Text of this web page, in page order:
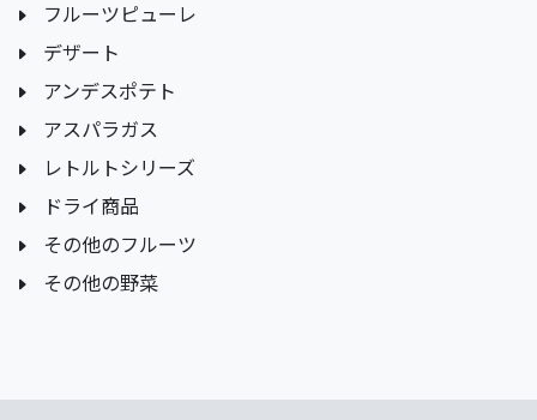
フルーツピューレ
デザート
アンデスポテト
アスパラガス
レトルトシリーズ
ドライ商品
その他のフルーツ
その他の野菜